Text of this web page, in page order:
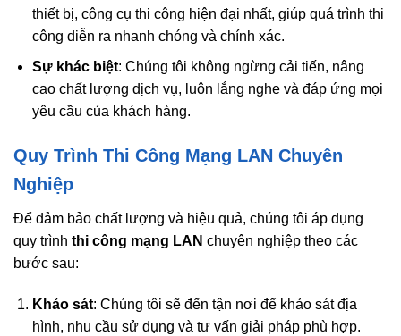
thiết bị, công cụ thi công hiện đại nhất, giúp quá trình thi
công diễn ra nhanh chóng và chính xác.
Sự khác biệt: Chúng tôi không ngừng cải tiến, nâng
cao chất lượng dịch vụ, luôn lắng nghe và đáp ứng mọi
yêu cầu của khách hàng.
Quy Trình Thi Công Mạng LAN Chuyên
Nghiệp
Để đảm bảo chất lượng và hiệu quả, chúng tôi áp dụng
quy trình thi công mạng LAN chuyên nghiệp theo các
bước sau:
Khảo sát: Chúng tôi sẽ đến tận nơi để khảo sát địa
hình, nhu cầu sử dụng và tư vấn giải pháp phù hợp.